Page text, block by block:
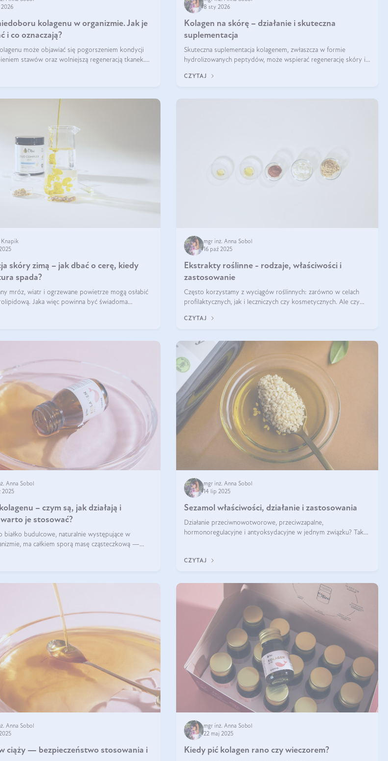
2026
kolagenu w organizmie. Jak je
i co oznaczają?
może objawiać się pogorszeniem kondycji
stawów oraz wolniejszą regeneracją tkanek.
łamliwość paznokci oraz osłabienie włosów.
8 sty 2026
Kolagen na skórę – działanie i skuteczna
suplementacja
Skuteczna suplementacja kolagenem, zwłaszcza w formie
hydrolizowanych peptydów, może wspierać regenerację skóry i
regularnością stosowania.
CZYTAJ
Knapik
skóry zimą – jak dbać o cerę, kiedy
spada?
mróz, wiatr i ogrzewane powietrze mogą osłabić
Jaka więc powinna być świadoma
mgr inż. Anna Sobol
16 paź 2025
Ekstrakty roślinne - rodzaje, właściwości i
zastosowanie
Często korzystamy z wyciągów roślinnych: zarówno w celach
profilaktycznych, jak i leczniczych czy kosmetycznych. Ale czy
tych substancji z roślin?
CZYTAJ
Anna Sobol
2025
– czym są, jak działają i
je stosować?
białko budulcowe, naturalnie występujące w
ma całkiem sporą masę cząsteczkową —
trudno strawialny. Aby był lepiej przyswajalny i
mgr inż. Anna Sobol
14 lip 2025
Sezamol właściwości, działanie i zastosowania
Działanie przeciwnowotworowe, przeciwzapalne,
hormonoregulacyjne i antyoksydacyjne w jednym związku? Tak
swojej diety — być może to pierwsza ok
CZYTAJ
Anna Sobol
ciąży — bezpieczeństwo stosowania i
mgr inż. Anna Sobol
22 maj 2025
Kiedy pić kolagen rano czy wieczorem?